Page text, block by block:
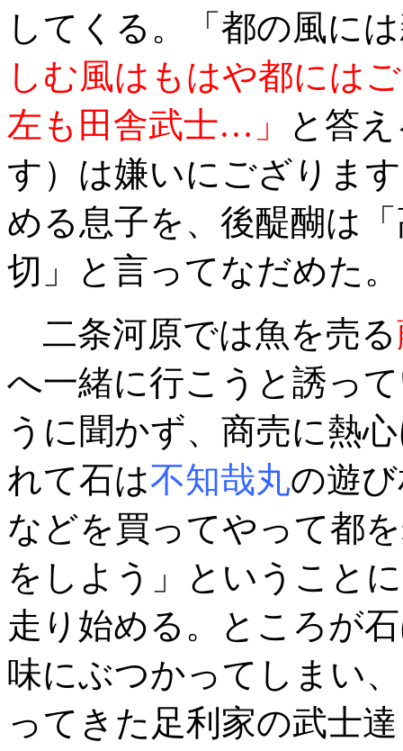
してくる。「都の風に
しむ風はもはや都には
左も田舎武士…」
と答
す）は嫌いにござりま
める息子を、後醍醐は
切」と言ってなだめた。
二条河原では魚を売る
へ一緒に行こうと誘っ
うに聞かず、商売に熱
れて石は不知哉丸の遊
などを買ってやって都
をしよう」ということ
走り始める。ところが
味にぶつかってしまい
ってきた足利家の武士